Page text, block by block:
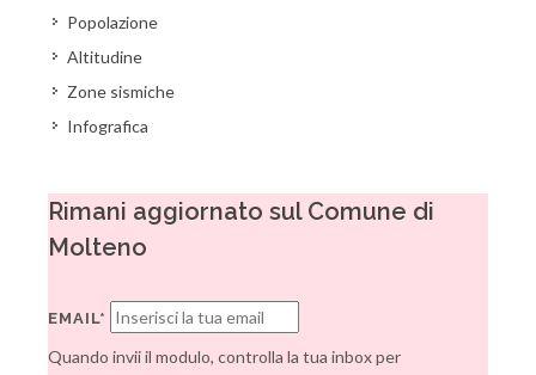
Popolazione
Altitudine
Zone sismiche
Infografica
Rimani aggiornato sul Comune di
Molteno
EMAIL*
Quando invii il modulo, controlla la tua inbox per